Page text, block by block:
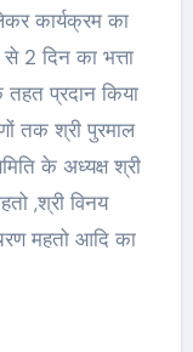
कार्यक्रम का
2 दिन का भत्ता
प्रदान किया
तक श्री पुरमाल
के अध्यक्ष श्री
,श्री विनय
महतो आदि का